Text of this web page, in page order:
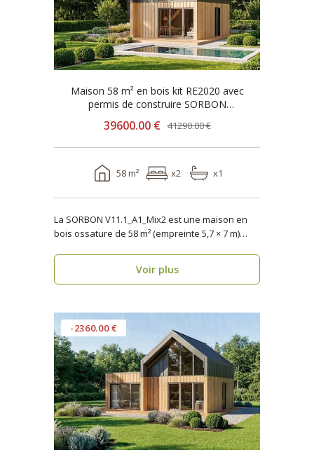
Maison 58 m² en bois kit RE2020 avec
permis de construire SORBON
39600.00 € 41290.00 €
58 m² x2 x1
La SORBON V11.1_A1_Mix2 est une maison en
bois ossature de 58 m² (empreinte 5,7 × 7 m)
Voir plus
-2360.00 €